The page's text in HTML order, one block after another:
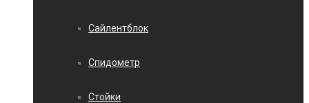
Сайлентблок
Спидометр
Стойки